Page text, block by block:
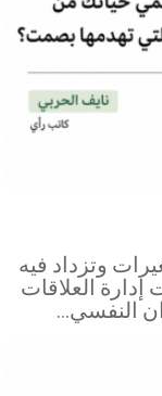
وتزداد فيه
العلاقات
النفسي…